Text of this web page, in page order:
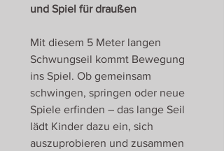
und Spiel für draußen
Mit diesem 5 Meter langen
Schwungseil kommt Bewegung
ins Spiel. Ob gemeinsam
schwingen, springen oder neue
Spiele erfinden – das lange Seil
lädt Kinder dazu ein, sich
auszuprobieren und zusammen